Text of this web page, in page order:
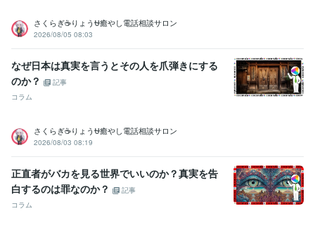
さくらぎ☕りょう⛎癒やし電話相談サロン
2026/08/05 08:03
なぜ日本は真実を言うとその人を爪弾きにする
のか？
記事
コラム
さくらぎ☕りょう⛎癒やし電話相談サロン
2026/08/03 08:19
正直者がバカを見る世界でいいのか？真実を告
白するのは罪なのか？
記事
コラム